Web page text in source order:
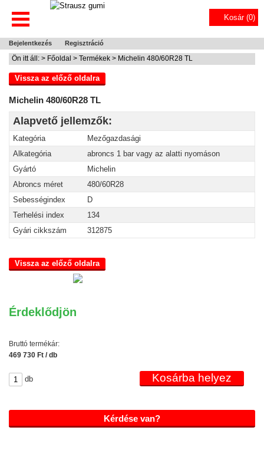
Kosár (0)
Bejelentkezés Regisztráció
Ön itt áll: > Főoldal > Termékek > Michelin 480/60R28 TL
Vissza az előző oldalra
Michelin 480/60R28 TL
Alapvető jellemzők:
Kategória
Mezőgazdasági
Alkategória
abroncs 1 bar vagy az alatti nyomáson
Gyártó
Michelin
Abroncs méret
480/60R28
Sebességindex
D
Terhelési index
134
Gyári cikkszám
312875
Vissza az előző oldalra
Érdeklődjön
Bruttó termékár:
469 730 Ft / db
db
Kérdése van?